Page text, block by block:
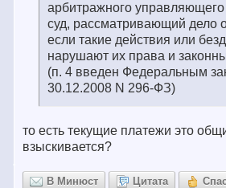
арбитражного
суд, рассматривающий дело
если такие действия или
нарушают их права и
(п. 4 введен Федеральным
30.12.2008 N 296-ФЗ)
то есть текущие платежи это
взыскивается?
В Минюст Цитата